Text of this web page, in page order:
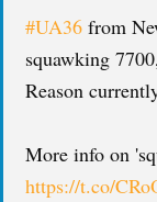
#UA36 from
squawking
Reason
More info on
https://t.co/